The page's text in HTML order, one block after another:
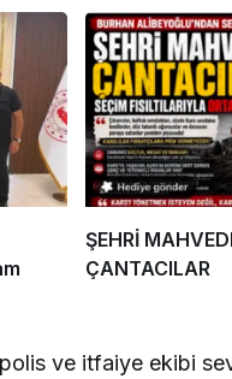
ŞEHRİ
ÇANTACILAR
ve itfaiye ekibi